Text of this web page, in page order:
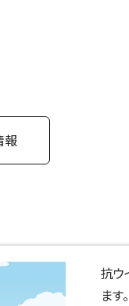
報
抗ウ
ます。